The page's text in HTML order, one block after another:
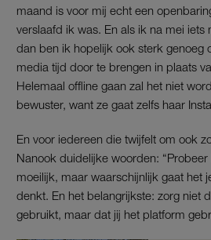
maand is voor mij echt een
verslaafd ik was. En als ik na mei iets
dan ben ik hopelijk ook sterk genoeg
media tijd door te brengen in plaats
Helemaal offline gaan zal het niet
bewuster, want ze gaat zelfs haar
En voor iedereen die twijfelt om ook
Nanook duidelijke woorden:
moeilijk, maar waarschijnlijk gaat het
denkt. En het belangrijkste: zorg niet
gebruikt, maar dat jij het platform